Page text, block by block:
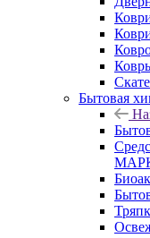
Бытовая